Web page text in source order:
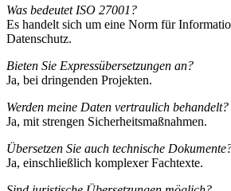
Was bedeutet ISO 27001?
Es handelt sich um eine Norm für
Datenschutz.
Bieten Sie Expressübersetzungen an?
Ja, bei dringenden Projekten.
Werden meine Daten vertraulich behandelt?
Ja, mit strengen Sicherheitsmaßnahmen.
Übersetzen Sie auch technische
Ja, einschließlich komplexer Fachtexte.